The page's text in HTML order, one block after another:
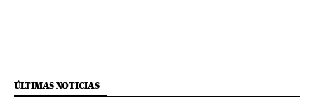
ÚLTIMAS NOTICIAS